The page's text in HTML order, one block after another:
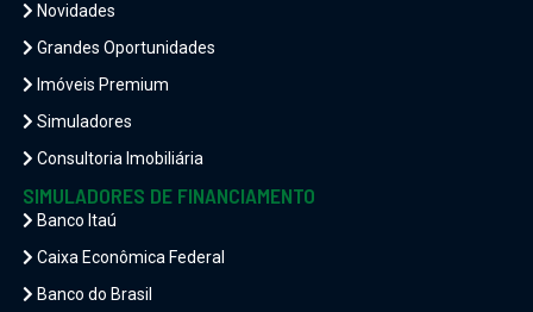
Novidades
Grandes Oportunidades
Imóveis Premium
Simuladores
Consultoria Imobiliária
SIMULADORES DE FINANCIAMENTO
Banco Itaú
Caixa Econômica Federal
Banco do Brasil